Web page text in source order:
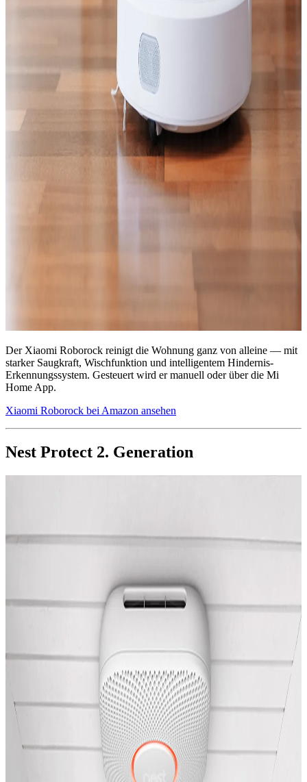
Der Xiaomi Roborock reinigt die Wohnung ganz von alleine — mit
starker Saugkraft, Wischfunktion und intelligentem Hindernis-
Erkennungssystem. Gesteuert wird er manuell oder über die Mi
Home App.
Xiaomi Roborock bei Amazon ansehen
Nest Protect 2. Generation